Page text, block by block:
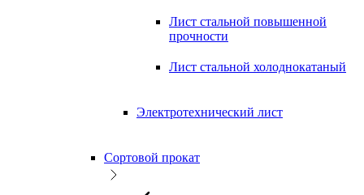
Лист стальной повышенной
прочности
Лист стальной холоднокатаный
Электротехнический лист
Сортовой прокат